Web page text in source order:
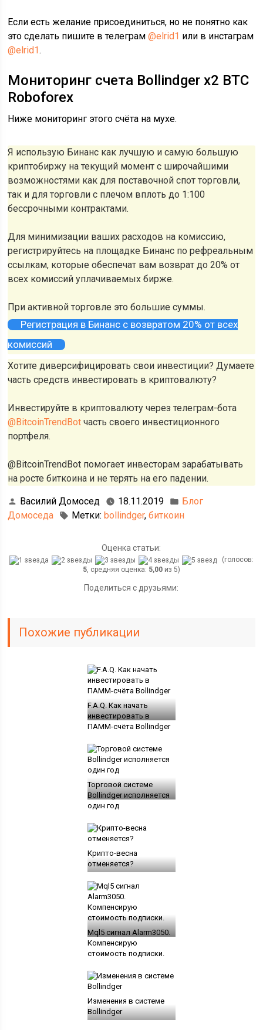
Если есть желание присоединиться, но не понятно как
это сделать пишите в телеграм@elrid1 или в инстаграм
@elrid1.
Мониторинг счета Bollindger x2 BTC
Roboforex
Ниже мониторинг этого счёта на мухе.
Я использую Бинанс как лучшую и самую большую
криптобиржу на текущий момент с широчайшими
возможностями как для поставочной спот торговли,
так и для торговли с плечом вплоть до 1:100
бессрочными контрактами.
Для минимизации ваших расходов на комиссию,
регистрируйтесь на площадке Бинанс по рефреальным
ссылкам, которые обеспечат вам возврат до 20% от
всех комиссий уплачиваемых бирже.
При активной торговле это большие суммы.
Регистрация в Бинанс с возвратом 20% от всех
комиссий
Хотите диверсифицировать свои инвестиции? Думаете
часть средств инвестировать в криптовалюту?
Инвестируйте в криптовалюту через телеграм-бота
@BitcoinTrendBot часть своего инвестиционного
портфеля.
@BitcoinTrendBot помогает инвесторам зарабатывать
на росте биткоина и не терять на его падении.
Василий Домосед 18.11.2019
Блог
Домоседа
Метки: bollindger,биткоин
Оценка статьи:
(голосов:
5, средняя оценка: 5,00из 5)
Поделиться с друзьями:
Похожие публикации
F.A.Q. Как начать
инвестировать в
ПАММ-счёта Bollindger
Торговой системе
Bollindger исполняется
один год
Крипто-весна
отменяется?
Mql5 сигнал Alarm3050.
Компенсирую
стоимость подписки.
Изменения в системе
Bollindger